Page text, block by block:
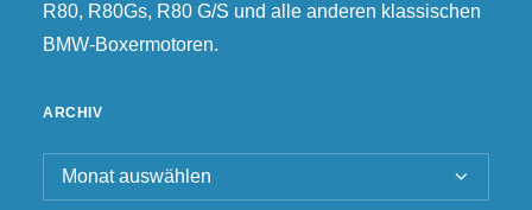
R80, R80Gs, R80 G/S und alle anderen klassischen
BMW-Boxermotoren.
ARCHIV
Archiv